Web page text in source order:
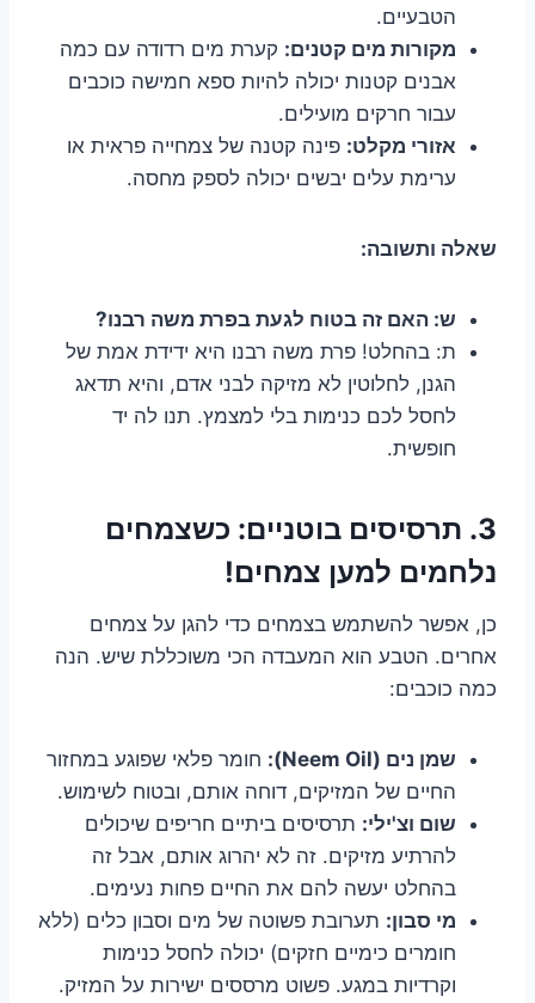
הטבעיים.
מקורות מים קטנים: קערת מים רדודה עם כמה
אבנים קטנות יכולה להיות ספא חמישה כוכבים
עבור חרקים מועילים.
אזורי מקלט: פינה קטנה של צמחייה פראית או
ערימת עלים יבשים יכולה לספק מחסה.
שאלה ותשובה:
ש: האם זה בטוח לגעת בפרת משה רבנו?
ת: בהחלט! פרת משה רבנו היא ידידת אמת של
הגנן, לחלוטין לא מזיקה לבני אדם, והיא תדאג
לחסל לכם כנימות בלי למצמץ. תנו לה יד
חופשית.
3. תרסיסים בוטניים: כשצמחים
נלחמים למען צמחים!
כן, אפשר להשתמש בצמחים כדי להגן על צמחים
אחרים. הטבע הוא המעבדה הכי משוכללת שיש. הנה
כמה כוכבים:
שמן נים (Neem Oil):
חומר פלאי שפוגע במחזור
החיים של המזיקים, דוחה אותם, ובטוח לשימוש.
שום וצ'ילי: תרסיסים ביתיים חריפים שיכולים
להרתיע מזיקים. זה לא יהרוג אותם, אבל זה
בהחלט יעשה להם את החיים פחות נעימים.
מי סבון: תערובת פשוטה של מים וסבון כלים (ללא
חומרים כימיים חזקים) יכולה לחסל כנימות
וקרדיות במגע. פשוט מרססים ישירות על המזיק.